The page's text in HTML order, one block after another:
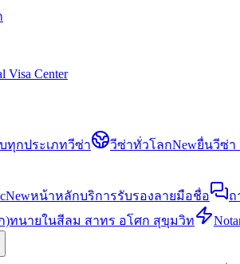
Visa Center
ทุกประเภทวีซ่า วีซ่าทั่วโลกNewยื่นวีซ่า
Newหน้าหลักบริการรับรองลายมือชื่อ
ถ
)ทนายในสีลม สาทร อโศก สุขุมวิท